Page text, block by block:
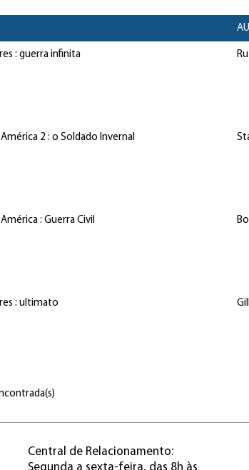
: guerra infinita
2 : o Soldado Invernal
: Guerra Civil
: ultimato
Central de Relacionamento:
Segunda a sexta-feira, das 8h às